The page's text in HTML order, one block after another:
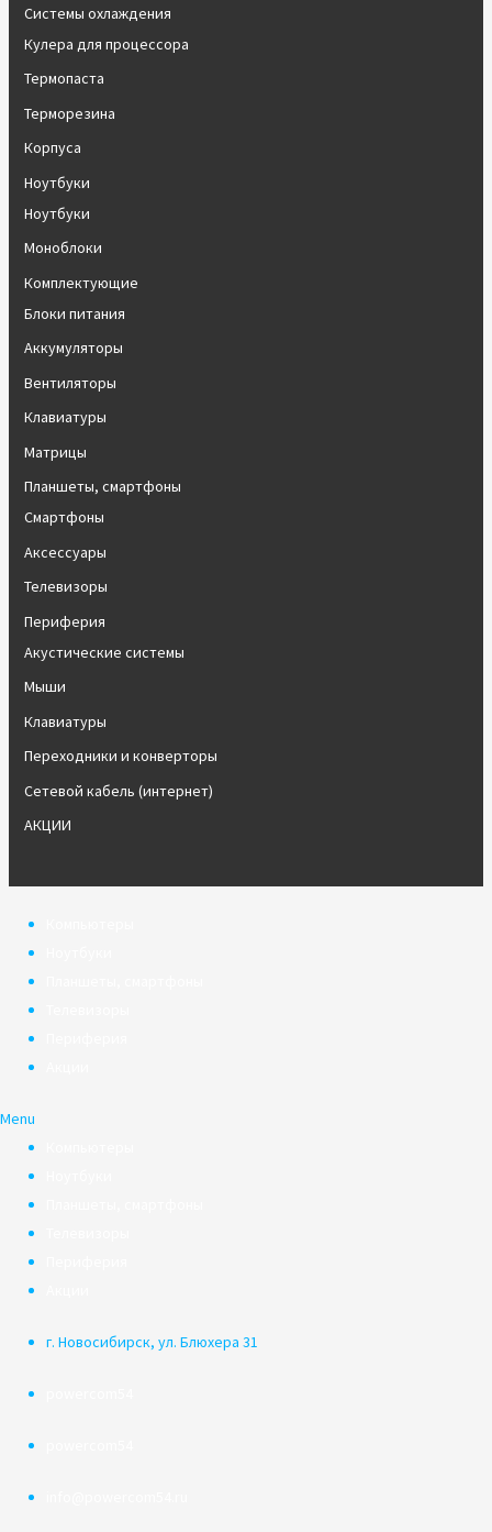
Системы охлаждения
Кулера для процессора
Термопаста
Терморезина
Корпуса
Ноутбуки
Ноутбуки
Моноблоки
Комплектующие
Блоки питания
Аккумуляторы
Вентиляторы
Клавиатуры
Матрицы
Планшеты, смартфоны
Смартфоны
Аксессуары
Телевизоры
Периферия
Акустические системы
Мыши
Клавиатуры
Переходники и конверторы
Сетевой кабель (интернет)
АКЦИИ
Menu
г. Новосибирск, ул. Блюхера 31